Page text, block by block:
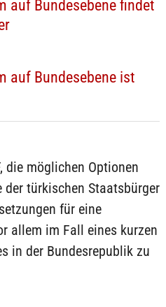
auf Bundesebene findet
auf Bundesebene ist
die möglichen Optionen
türkischen Staatsbürger
für eine
allem im Fall eines kurzen
in der Bundesrepublik zu